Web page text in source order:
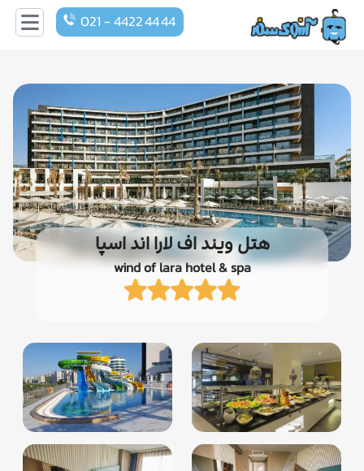
021 - 4422 44 44
هتل ویند اف لارا اند اسپا
wind of lara hotel & spa